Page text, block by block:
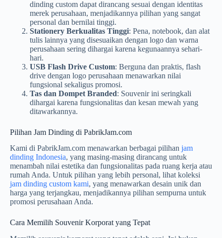
dinding custom dapat dirancang sesuai dengan identitas
merek perusahaan, menjadikannya pilihan yang sangat
personal dan bernilai tinggi.
Stationery Berkualitas Tinggi: Pena, notebook, dan alat
tulis lainnya yang disesuaikan dengan logo dan warna
perusahaan sering dihargai karena kegunaannya sehari-
hari.
USB Flash Drive Custom: Berguna dan praktis, flash
drive dengan logo perusahaan menawarkan nilai
fungsional sekaligus promosi.
Tas dan Dompet Branded: Souvenir ini seringkali
dihargai karena fungsionalitas dan kesan mewah yang
ditawarkannya.
Pilihan Jam Dinding di PabrikJam.com
Kami di PabrikJam.com menawarkan berbagai pilihan jam
dinding Indonesia, yang masing-masing dirancang untuk
menambah nilai estetika dan fungsionalitas pada ruang kerja atau
rumah Anda. Untuk pilihan yang lebih personal, lihat koleksi
jam dinding custom kami, yang menawarkan desain unik dan
harga yang terjangkau, menjadikannya pilihan sempurna untuk
promosi perusahaan Anda.
Cara Memilih Souvenir Korporat yang Tepat